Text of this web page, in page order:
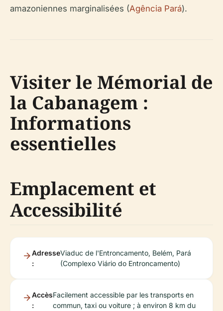
amazoniennes marginalisées (Agência Pará).
Visiter le Mémorial de
la Cabanagem :
Informations
essentielles
Emplacement et
Accessibilité
Adresse
:
Viaduc de l'Entroncamento, Belém, Pará
(Complexo Viário do Entroncamento)
Accès
:
Facilement accessible par les transports en
commun, taxi ou voiture ; à environ 8 km du